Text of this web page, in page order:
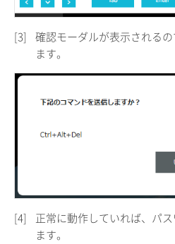
[3]
確認モーダルが表示される
ます。
[4]
正常に動作していれば、パ
ます。